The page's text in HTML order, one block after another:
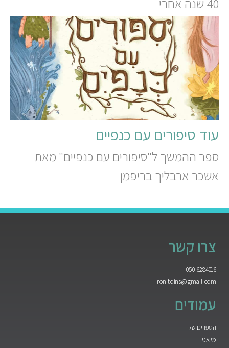
עוד סיפורים עם כנפיים
ספר ההמשך ל"סיפורים עם כנפיים" מאת
אשכר ארבליך בריפמן
צרו קשר
050-6284016
ronitdins@gmail.com
עמודים
הספרים שלי
מי אני